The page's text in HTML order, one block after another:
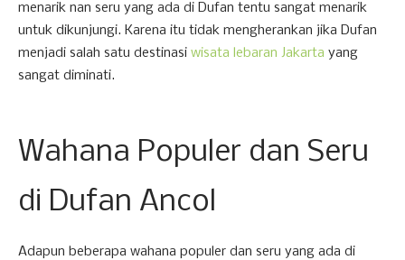
menarik nan seru yang ada di Dufan tentu sangat menarik
untuk dikunjungi. Karena itu tidak mengherankan jika Dufan
menjadi salah satu destinasi wisata lebaran Jakarta yang
sangat diminati.
Wahana Populer dan Seru
di Dufan Ancol
Adapun beberapa wahana populer dan seru yang ada di